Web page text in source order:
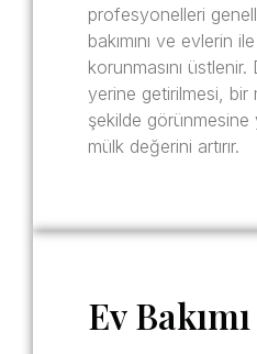
profesyonelleri
bakımını ve evlerin
korunmasını
yerine getirilmesi, bir
şekilde görünmesine
mülk değerini artırır.
Ev Bakımı